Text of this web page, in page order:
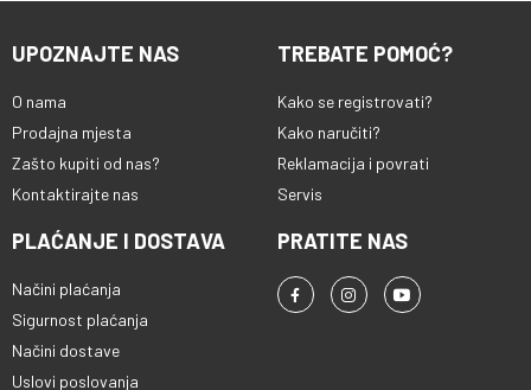
UPOZNAJTE NAS
O nama
Prodajna mjesta
Zašto kupiti od nas?
Kontaktirajte nas
TREBATE POMOĆ?
Kako se registrovati?
Kako naručiti?
Reklamacija i povrati
Servis
PLAĆANJE I DOSTAVA
Načini plaćanja
Sigurnost plaćanja
Načini dostave
Uslovi poslovanja
PRATITE NAS